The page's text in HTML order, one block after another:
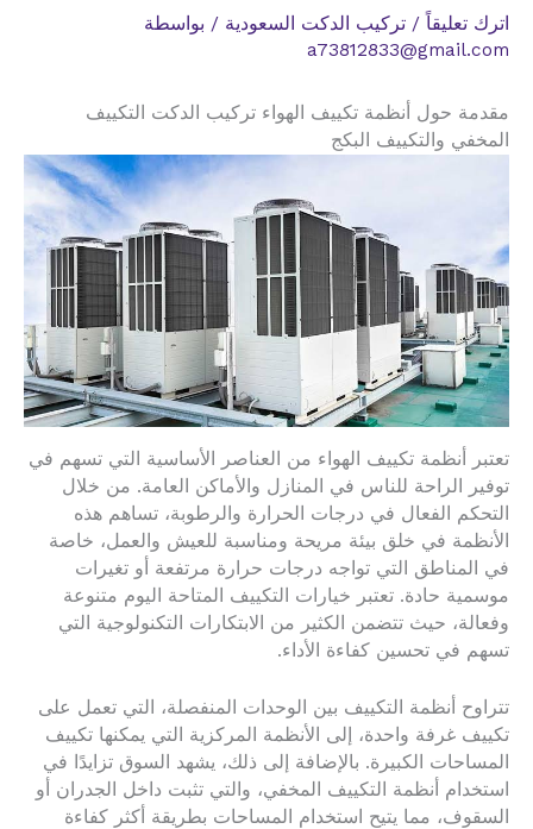
اترك تعليقاً / تركيب الدكت السعودية / بواسطة
a73812833@gmail.com
مقدمة حول أنظمة تكييف الهواء تركيب الدكت التكييف
المخفي والتكييف البكج
تعتبر أنظمة تكييف الهواء من العناصر الأساسية التي تسهم في
توفير الراحة للناس في المنازل والأماكن العامة. من خلال
التحكم الفعال في درجات الحرارة والرطوبة، تساهم هذه
الأنظمة في خلق بيئة مريحة ومناسبة للعيش والعمل، خاصة
في المناطق التي تواجه درجات حرارة مرتفعة أو تغيرات
موسمية حادة. تعتبر خيارات التكييف المتاحة اليوم متنوعة
وفعالة، حيث تتضمن الكثير من الابتكارات التكنولوجية التي
تسهم في تحسين كفاءة الأداء.
تتراوح أنظمة التكييف بين الوحدات المنفصلة، التي تعمل على
تكييف غرفة واحدة، إلى الأنظمة المركزية التي يمكنها تكييف
المساحات الكبيرة. بالإضافة إلى ذلك، يشهد السوق تزايدًا في
استخدام أنظمة التكييف المخفي، والتي تثبت داخل الجدران أو
السقوف، مما يتيح استخدام المساحات بطريقة أكثر كفاءة